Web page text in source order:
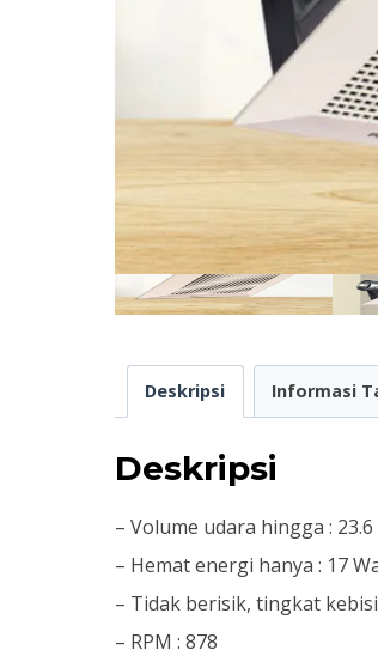
Deskripsi Informasi
Deskripsi
– Volume udara hingga :
– Hemat energi hanya : 17
– Tidak berisik, tingkat
– RPM : 878